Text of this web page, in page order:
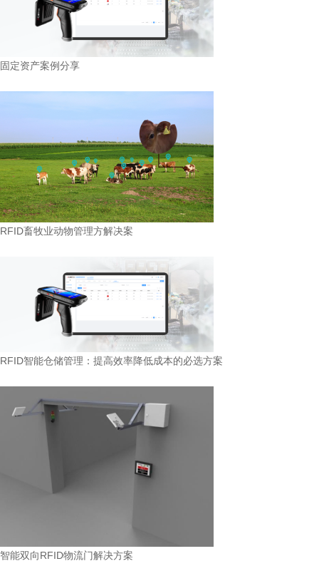
固定资产案例分享
RFID畜牧业动物管理方解决案
RFID智能仓储管理：提高效率降低成本的必选方案
智能双向RFID物流门解决方案